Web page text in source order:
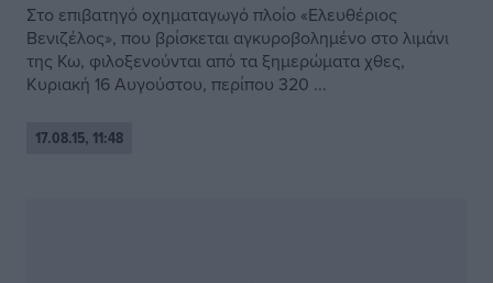
Στο επιβατηγό οχηματαγωγό πλοίο «Ελευθέριος
Βενιζέλος», που βρίσκεται αγκυροβολημένο στο λιμάνι
της Κω, φιλοξενούνται από τα ξημερώματα χθες,
Κυριακή 16 Αυγούστου, περίπου 320 ...
17.08.15, 11:48